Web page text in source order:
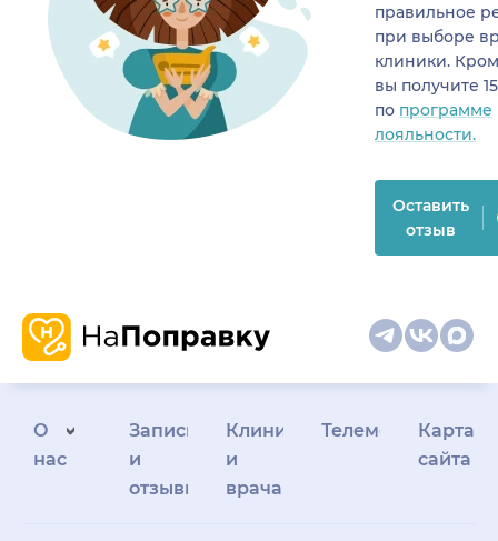
правильное
при выборе
клиники.
вы получите
по программе
лояльности.
Оставить
отзыв
О
нас
Запись
и
отзывы
Клиникам
и
врачам
Телемедицина
Карта
сайта